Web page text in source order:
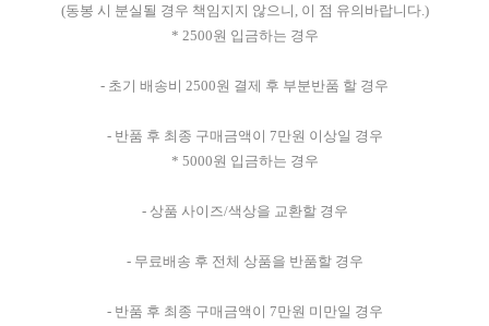
(동봉 시 분실될 경우 책임지지 않으니, 이 점 유의바랍니다.)
* 2500원 입금하는 경우
- 초기 배송비 2500원 결제 후 부분반품 할 경우
- 반품 후 최종 구매금액이 7만원 이상일 경우
* 5000원 입금하는 경우
- 상품 사이즈/색상을 교환할 경우
- 무료배송 후 전체 상품을 반품할 경우
- 반품 후 최종 구매금액이 7만원 미만일 경우